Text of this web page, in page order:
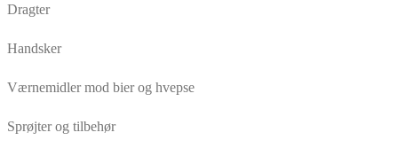
Dragter
Handsker
Værnemidler mod bier og hvepse
Sprøjter og tilbehør